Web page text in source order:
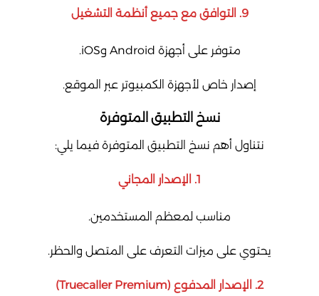
9. التوافق مع جميع أنظمة التشغيل
متوفر على أجهزة Android وiOS.
إصدار خاص لأجهزة الكمبيوتر عبر الموقع.
نسخ التطبيق المتوفرة
نتناول أهم نسخ التطبيق المتوفرة فيما يلي:
1. الإصدار المجاني
مناسب لمعظم المستخدمين.
يحتوي على ميزات التعرف على المتصل والحظر.
2. الإصدار المدفوع (Truecaller Premium)